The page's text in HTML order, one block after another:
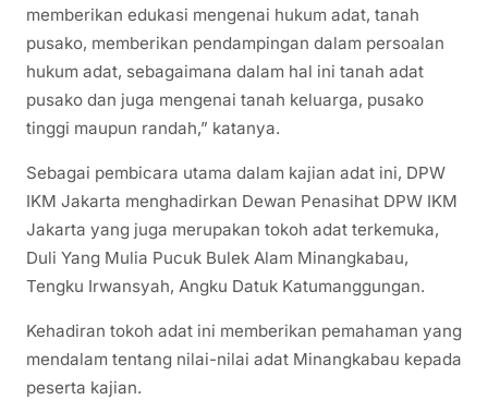
memberikan edukasi mengenai hukum adat, tanah
pusako, memberikan pendampingan dalam persoalan
hukum adat, sebagaimana dalam hal ini tanah adat
pusako dan juga mengenai tanah keluarga, pusako
tinggi maupun randah,” katanya.
Sebagai pembicara utama dalam kajian adat ini, DPW
IKM Jakarta menghadirkan Dewan Penasihat DPW IKM
Jakarta yang juga merupakan tokoh adat terkemuka,
Duli Yang Mulia Pucuk Bulek Alam Minangkabau,
Tengku Irwansyah, Angku Datuk Katumanggungan.
Kehadiran tokoh adat ini memberikan pemahaman yang
mendalam tentang nilai-nilai adat Minangkabau kepada
peserta kajian.